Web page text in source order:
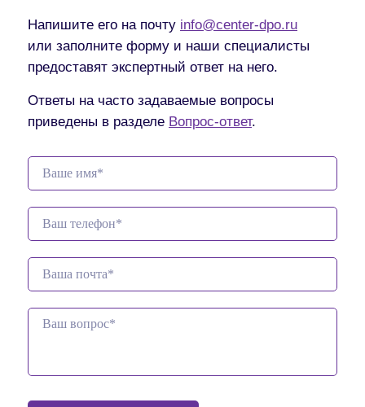
Напишите его на почту info@center-dpo.ru
или заполните форму и наши специалисты
предоставят экспертный ответ на него.
Ответы на часто задаваемые вопросы
приведены в разделе Вопрос-ответ.